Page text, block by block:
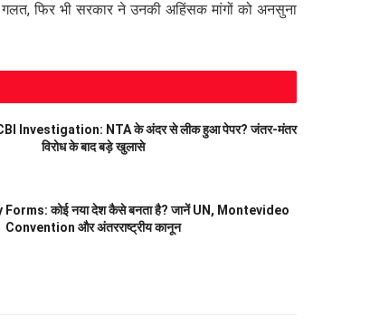
गलत, फिर भी सरकार ने उनकी अहिंसक मांगों को अनसुना
Investigation: NTA के अंदर से लीक हुआ पेपर? जंतर-मंतर
विरोध के बाद बड़े खुलासे
कोई नया देश कैसे बनता है? जानें UN, Montevideo
Convention और अंतरराष्ट्रीय कानून